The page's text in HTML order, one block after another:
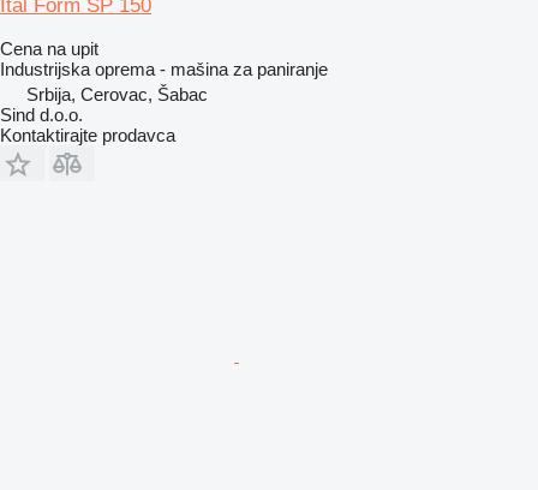
Ital Form SP 150
Cena na upit
Industrijska oprema - mašina za paniranje
Srbija, Cerovac, Šabac
Sind d.o.o.
Kontaktirajte prodavca